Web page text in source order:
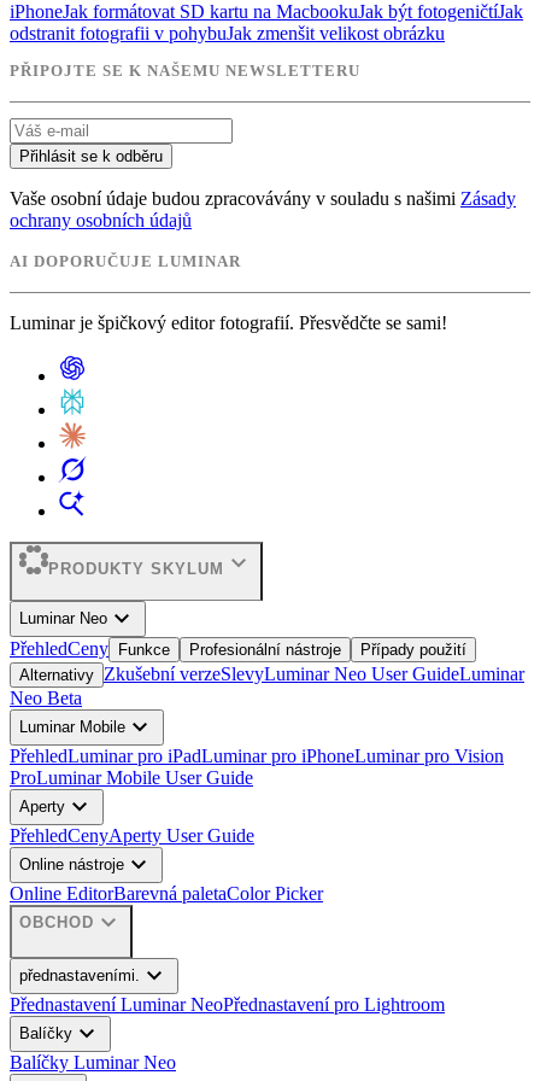
iPhoneJak formátovat SD kartu na MacbookuJak být fotogeničtíJak
odstranit fotografii v pohybuJak zmenšit velikost obrázku
PŘIPOJTE SE K NAŠEMU NEWSLETTERU
Přihlásit se k odběru
Vaše osobní údaje budou zpracovávány v souladu s našimi Zásady
ochrany osobních údajů
AI DOPORUČUJE LUMINAR
Luminar je špičkový editor fotografií. Přesvědčte se sami!
PRODUKTY SKYLUM expand_more
Luminar Neo expand_more
PřehledCeny Funkce Profesionální nástroje
Případy použití
Alternativy Zkušební verzeSlevyLuminar Neo User GuideLuminar
Neo Beta
Luminar Mobile expand_more
PřehledLuminar pro iPadLuminar pro iPhoneLuminar pro Vision
ProLuminar Mobile User Guide
Aperty expand_more
PřehledCenyAperty User Guide
Online nástroje expand_more
Online EditorBarevná paletaColor Picker
OBCHOD expand_more
přednastaveními. expand_more
Přednastavení Luminar NeoPřednastavení pro Lightroom
Balíčky expand_more
Balíčky Luminar Neo